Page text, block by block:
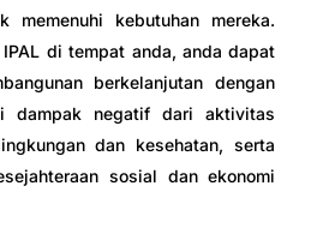
memenuhi kebutuhan mereka.
di tempat anda, anda dapat
berkelanjutan dengan
dampak negatif dari aktivitas
dan kesehatan, serta
sosial dan ekonomi